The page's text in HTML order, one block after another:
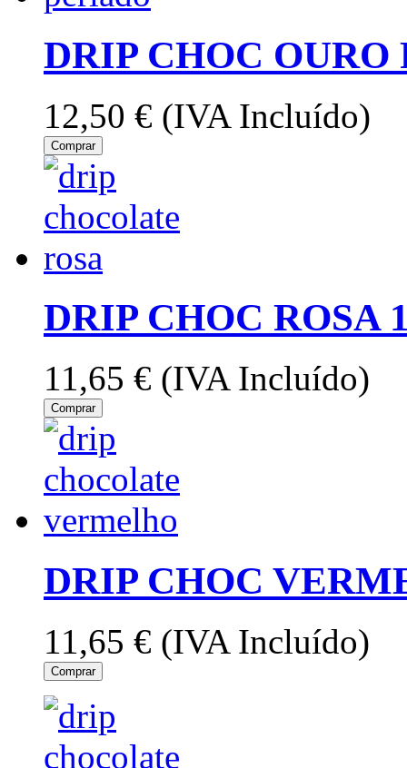
DRIP CHOC OURO
12,50 € (IVA Incluído)
Comprar
DRIP CHOC ROSA
11,65 € (IVA Incluído)
Comprar
DRIP CHOC
11,65 € (IVA Incluído)
Comprar